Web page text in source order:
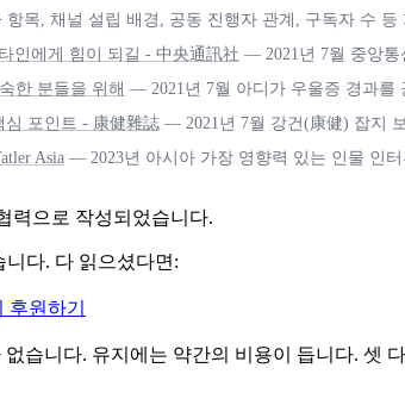
목, 채널 설립 배경, 공동 진행자 관계, 구독자 수 등
인에게 힘이 되길 - 中央通訊社 — 2021년 7월 중앙통
한 분들을 위해 — 2021년 7월 아디가 우울증 경과를
포인트 - 康健雜誌 — 2021년 7월 강건(康健) 잡지
Asia — 2023년 아시아 가장 영향력 있는 인물 인
력으로 작성되었습니다.
다. 다 읽으셨다면:
후원하기
습니다. 유지에는 약간의 비용이 듭니다. 셋